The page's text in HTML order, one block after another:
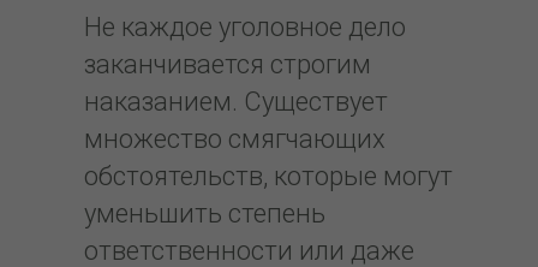
Не каждое уголовное дело
заканчивается строгим
наказанием. Существует
множество смягчающих
обстоятельств, которые могут
уменьшить степень
ответственности или даже